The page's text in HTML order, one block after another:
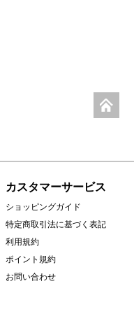
カスタマーサービス
ショッピングガイド
特定商取引法に基づく表記
利用規約
ポイント規約
お問い合わせ